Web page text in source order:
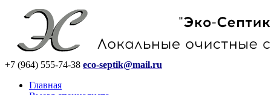
+7 (964) 555-74-38 eco-septik@mail.ru
Главная